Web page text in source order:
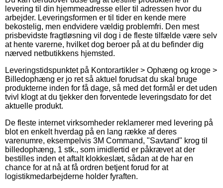
levering til din hjemmeadresse eller til adressen hvor du
arbejder. Leveringsformen er til tider en kende mere
bekostelig, men endvidere vældig problemfri. Den mest
prisbevidste fragtløsning vil dog i de fleste tilfælde være selv
at hente varerne, hvilket dog beroer på at du befinder dig
nærved netbutikkens hjemsted.
Leveringstidspunktet på Kontorartikler > Ophæng og kroge >
Billedophæng er jo ret så aktuel forudsat du skal bruge
produkterne inden for få dage, så med det formål er det uden
tvivl klogt at du tjekker den forventede leveringsdato for det
aktuelle produkt.
De fleste internet virksomheder reklamerer med levering på
blot en enkelt hverdag på en lang række af deres
varenumre, eksempelvis 3M Command, "Savtand" krog til
billedophæng, 1 stk., som imidlertid er påkrævet at der
bestilles inden et aftalt klokkeslæt, sådan at de har en
chance for at nå at få ordren betjent forud for at
logistikmedarbejderne holder fyraften.